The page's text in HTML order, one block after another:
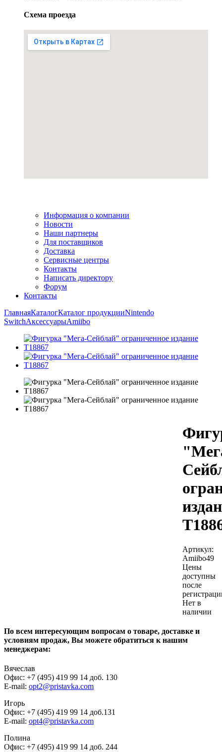
Схема проезда
Информация о компании
Новости
Наши партнеры
Для поставщиков
Доставка
Сервисные центры
Контакты
Написать директору
Форум
Контакты
ГлавнаяКаталогКаталог продукцииNintendo
SwitchАксессуарыAmiibo
Артикул:
Amiibo49
Цены
доступны
после
Нет в
наличии
По всем интересующим вопросам о товаре, доставке и
условиям продаж, Вы можете обратиться к нашим
менеджерам:
Вячеслав
Офис: +7 (495) 419 99 14 доб. 130
E-mail: opt2@pristavka.com
Игорь
Офис: +7 (495) 419 99 14 доб.131
E-mail: opt4@pristavka.com
Полина
Офис: +7 (495) 419 99 14 доб. 244